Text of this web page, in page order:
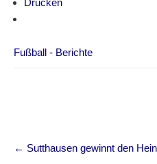
Drucken
Fußball - Berichte
Post
navigation
← Sutthausen gewinnt den